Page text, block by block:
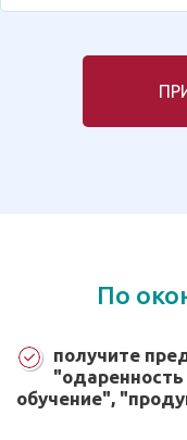
По
получите
"одаренность
обучение",